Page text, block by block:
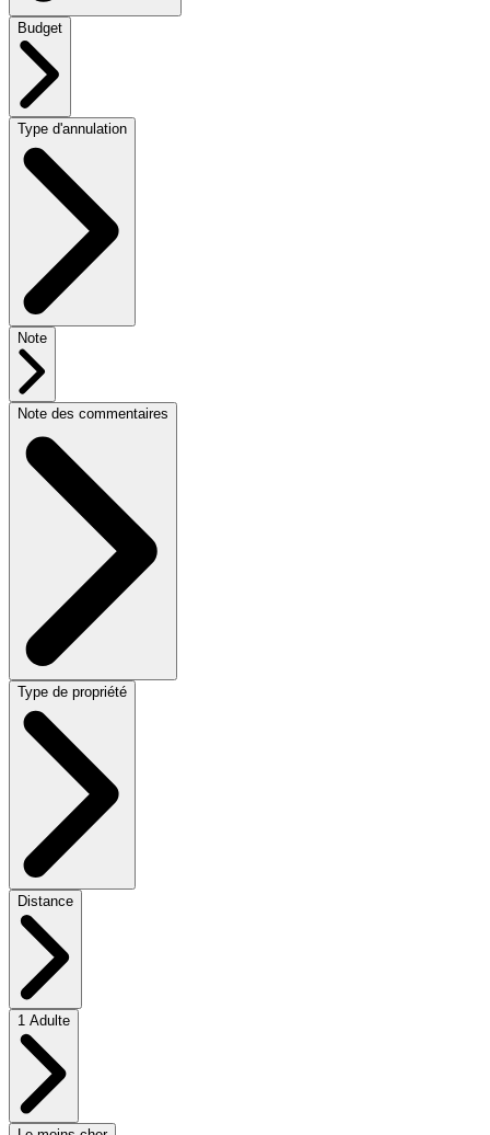
Budget
Type d'annulation
Note
Note des commentaires
Type de propriété
Distance
1 Adulte